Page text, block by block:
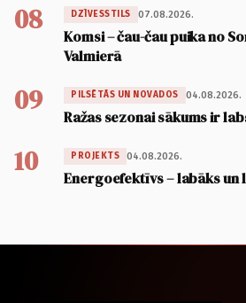
08 DZĪVESSTILS 07.08.2026.
Komsi – čau-čau puika no
Valmierā
09 PILSĒTĀS UN NOVADOS 04.08.2026.
Ražas sezonai sākums ir
10 PROJEKTS 04.08.2026.
Energoefektīvs – labāks un